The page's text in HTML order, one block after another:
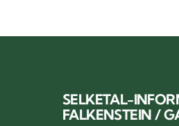
SELKETAL-
FALKENSTEIN /